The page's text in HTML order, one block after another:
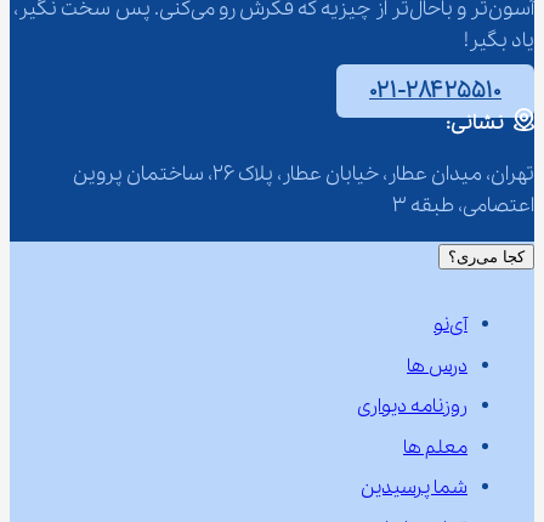
آسون‌تر و باحال‌تر از چیزیه که فکرش رو می‌کنی. پس سخت نگیر،
یاد بگیر!
۰۲۱-۲۸۴۲۵۵۱۰
نشانی:
تهران، میدان عطار، خیابان عطار، پلاک 26، ساختمان پروین
اعتصامی، طبقه 3
کجا می‌ری؟
آی‌نو
درس ها
روزنامه دیواری
معلم ها
شما پرسیدین